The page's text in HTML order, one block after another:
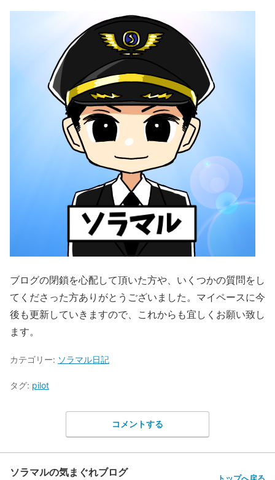
ブログの閉鎖を心配して頂いた方や、いくつかの質問をし
てくださった方ありがとうございました。マイペースに今
後も更新していきますので、これからも宜しくお願い致し
ます。
カテゴリー: ソラマル日記
タグ: pilot
コメントする
ソラマルの気まぐれブログ